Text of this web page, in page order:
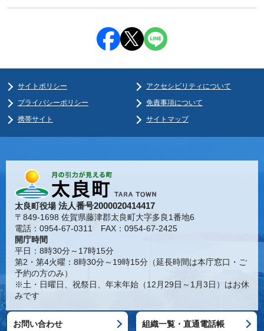
サイトポリシー
アクセシビリティについて
プライバシーポリシー
免責事項について
携帯サイト
サイトマップ
太良町役場法人番号2000020414417
〒849-1698 佐賀県藤津郡太良町大字多良1番地6
電話：0954-67-0311 FAX：0954-67-2425
開庁時間
平日：8時30分～17時15分
第2・第4火曜：8時30分～19時15分（延長時間は本庁窓口・ご
予約の方のみ）
※土・日曜日、祝祭日、年末年始（12月29日～1月3日）はお休
みです
お問い合わせ 組織一覧・直通電話帳